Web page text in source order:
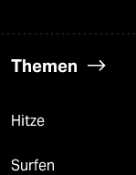
Themen
Hitze
Surfen